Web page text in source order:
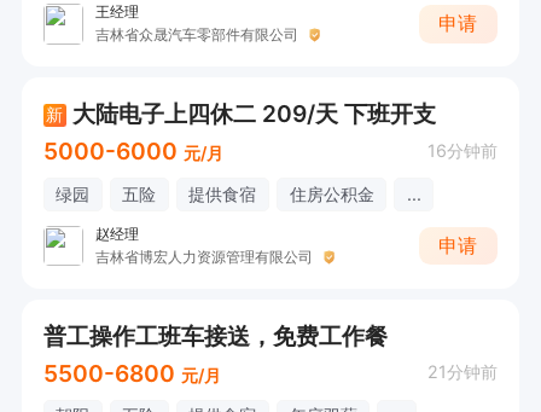
王经理
吉林省众晟汽车零部件有限公司
申请
新 大陆电子上四休二 209/天 下班开支
5000-6000 元/月 16分钟前
绿园 五险 提供食宿 住房公积金 ...
赵经理
吉林省博宏人力资源管理有限公司
申请
普工操作工班车接送，免费工作餐
5500-6800 元/月 21分钟前